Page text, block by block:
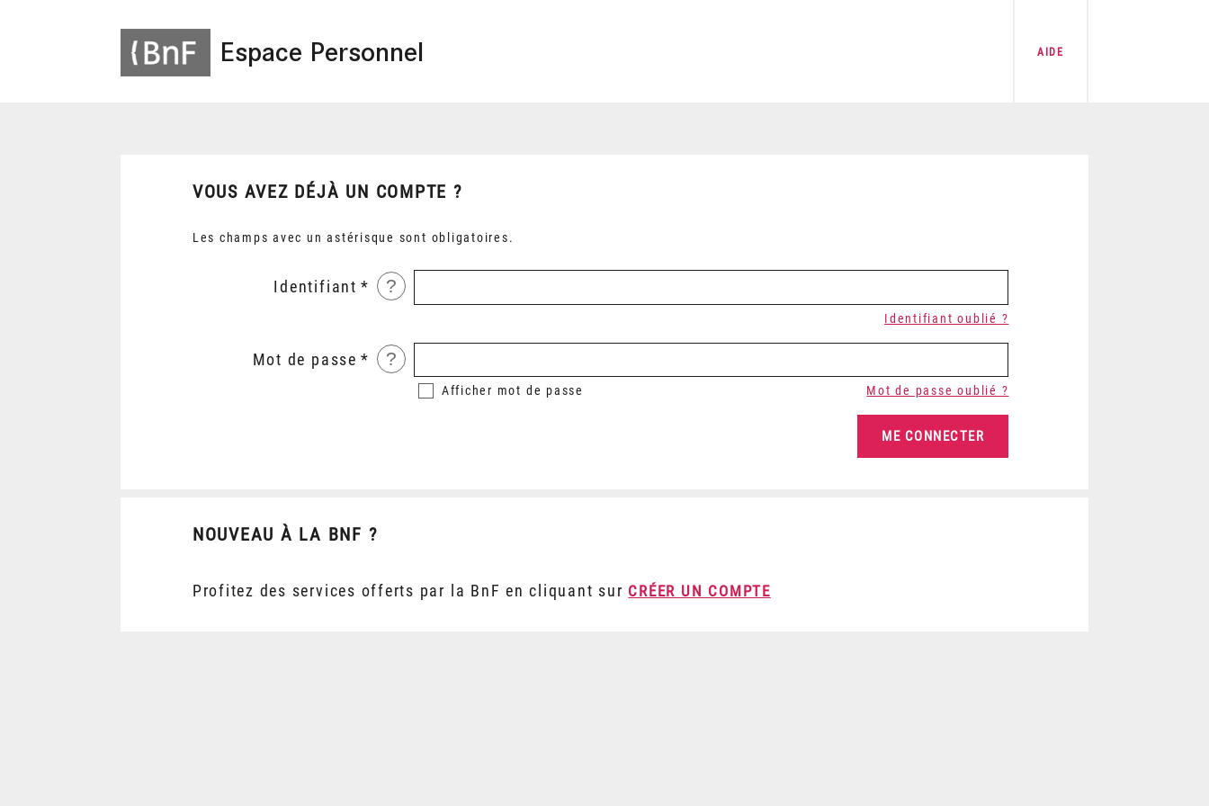
Espace Personnel AIDE
VOUS AVEZ DÉJÀ UN COMPTE ?
Les champs avec un astérisque sont obligatoires.
Identifiant ?
Identifiant oublié ?
Mot de passe ?
Afficher mot de passe Mot de passe oublié ?
NOUVEAU À LA BNF ?
Profitez des services offerts par la BnF en cliquant sur CRÉER UN COMPTE